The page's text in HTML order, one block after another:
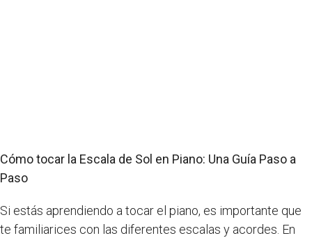
Cómo tocar la Escala de Sol en Piano: Una Guía Paso a
Paso
Si estás aprendiendo a tocar el piano, es importante que
te familiarices con las diferentes escalas y acordes. En